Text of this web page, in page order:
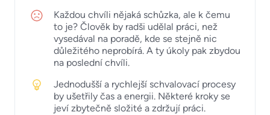
Každou chvíli nějaká schůzka, ale k čemu
to je? Člověk by radši udělal práci, než
vysedával na poradě, kde se stejně nic
důležitého neprobírá. A ty úkoly pak zbydou
na poslední chvíli.
Jednodušší a rychlejší schvalovací procesy
by ušetřily čas a energii. Některé kroky se
jeví zbytečně složité a zdržují práci.